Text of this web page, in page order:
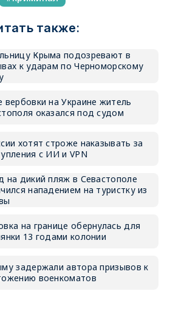
также:
Крыма подозревают в
к ударам по Черноморскому
вербовки на Украине житель
оказался под судом
хотят строже наказывать за
с ИИ и VPN
на дикий пляж в Севастополе
нападением на туристку из
на границе обернулась для
13 годами колонии
задержали автора призывов к
военкоматов